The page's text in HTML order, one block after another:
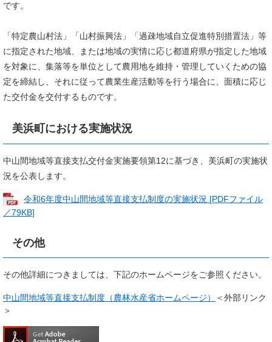
です。
「特定農山村法」「山村振興法」「過疎地域自立促進特別措置法」等
に指定された地域、または地域の実情に応じ都道府県が指定した地域
を対象に、集落等を単位として農用地を維持・管理していくための協
定を締結し、それに従って農業生産活動等を行う場合に、面積に応じ
た交付金を交付するものです。
美浜町における実施状況
中山間地域等直接支払交付金実施要領第12に基づき、美浜町の実施状
況を公表します。
令和6年度中山間地域等直接支払制度の実施状況 [PDFファイル
／79KB]
その他
その他詳細につきましては、下記のホームページをご参照ください。
中山間地域等直接支払制度（農林水産省ホームページ）
＜外部リンク
＞